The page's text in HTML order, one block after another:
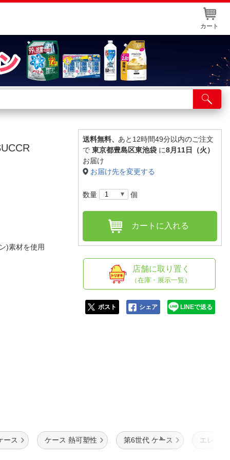
カート
舗サービス
ト取り置き
情報・店舗一覧
報
)素材を使用
送料無料、 あと12時間49分以内のご注文
で 東京都豊島区東池袋 に8月11日（火）
お届け
お届け先を変更する
数量 個
カートに入れる
店舗に取り置く
（在庫・展示一覧）
ポスト シェア LINEで送る
ース ケース 熱可塑性 第6世代 ケース エレコ